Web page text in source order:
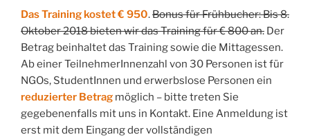
Das Training kostet € 950.Bonus für Frühbucher: Bis 8.
Oktober 2018 bieten wir das Training für € 800 an. Der
Betrag beinhaltet das Training sowie die Mittagessen.
Ab einer TeilnehmerInnenzahl von 30 Personen ist für
NGOs, StudentInnen und erwerbslose Personen ein
reduzierter Betrag möglich – bitte treten Sie
gegebenenfalls mit uns in Kontakt. Eine Anmeldung ist
erst mit dem Eingang der vollständigen